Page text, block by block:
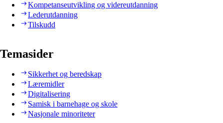
Kompetanseutvikling og videreutdanning
Lederutdanning
Tilskudd
Temasider
Sikkerhet og beredskap
Læremidler
Digitalisering
Samisk i barnehage og skole
Nasjonale minoriteter